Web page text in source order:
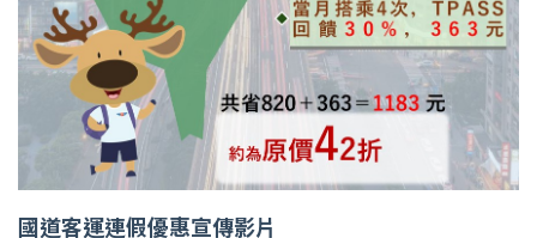
國道客運連假優惠宣傳影片